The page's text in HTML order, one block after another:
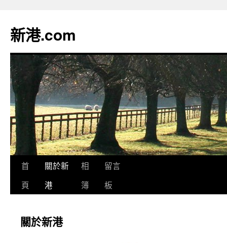
主
要
新港.com
首
頁
關於新
港
相
簿
留言
板
關於新港